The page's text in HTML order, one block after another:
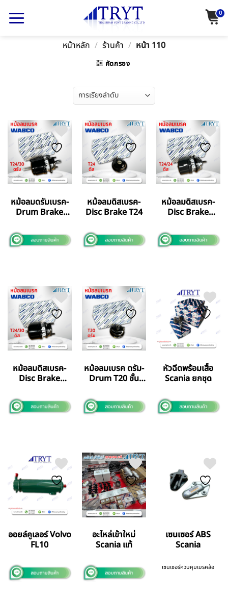
0
หน้าหลัก / ร้านค้า / หน้า 110
คัดกรอง
หม้อลมดรัมเบรค-
Drum Brake
หม้อลมดิสเบรค-
Disc Brake T24
หม้อลมดิสเบรค-
Disc Brake
หม้อลมดิสเบรค-
Disc Brake
หม้อลมเบรค ดรัม-
Drum T20 ชั้น
หัวฉีดพร้อมเสื้อ
Scania ยกชุด
ออยล์คูเลอร์ Volvo
FL10
อะไหล่เข้าใหม่
Scania แท้
เซนเซอร์ ABS
Scania
เซนเซอร์ควบคุมเบรคล้อ